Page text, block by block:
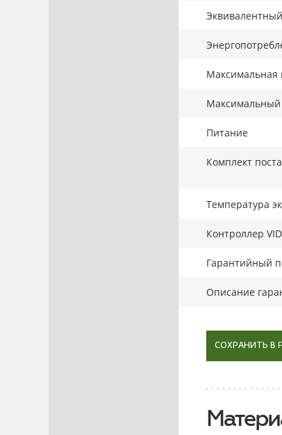
Максимальная
Максимальный
Питание
Комплект
Температура
Контроллер
Гарантийный
Описание
СОХРАНИТЬ В